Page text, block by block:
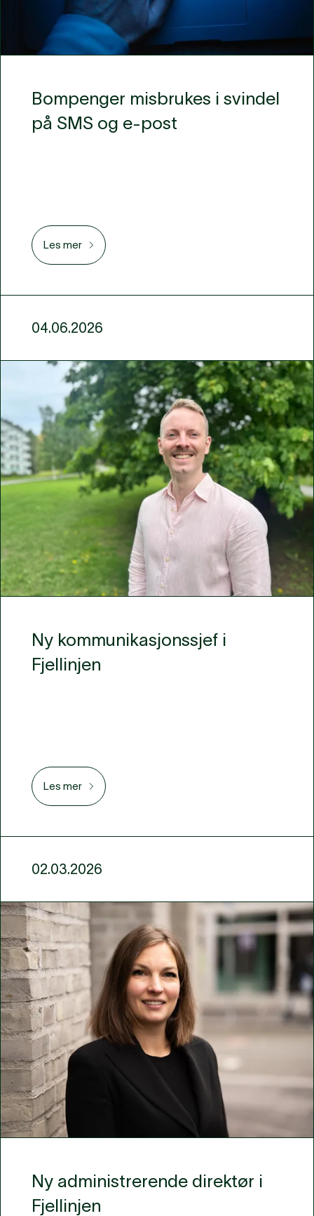
Bompenger misbrukes i svindel
på SMS og e-post
Les mer
04.06.2026
Ny kommunikasjonssjef i
Fjellinjen
Les mer
02.03.2026
Ny administrerende direktør i
Fjellinjen